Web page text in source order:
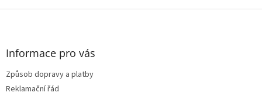
v
Z
Informace pro vás
Způsob dopravy a platby
Reklamační řád